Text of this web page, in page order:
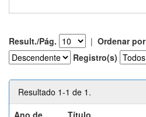
Result./Pág. | Ordenar por
Registro(s)
Resultado 1-1 de 1.
Ano de
Título